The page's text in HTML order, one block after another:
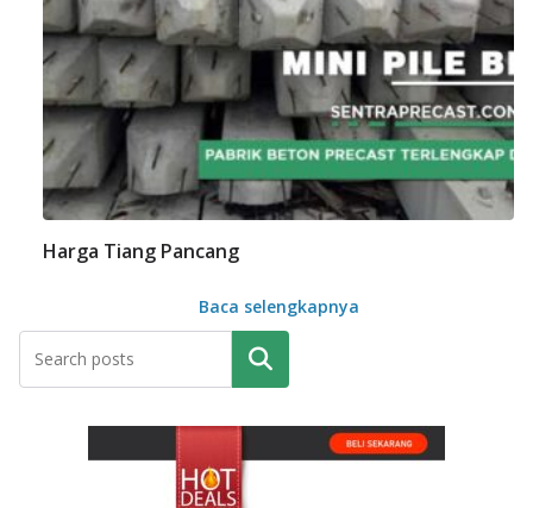
Harga Tiang Pancang
Baca selengkapnya
Pencarian